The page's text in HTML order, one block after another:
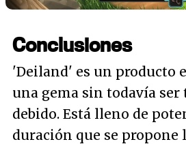
Conclusiones
'Deiland' es un producto
una gema sin todavía ser
debido. Está lleno de
duración que se